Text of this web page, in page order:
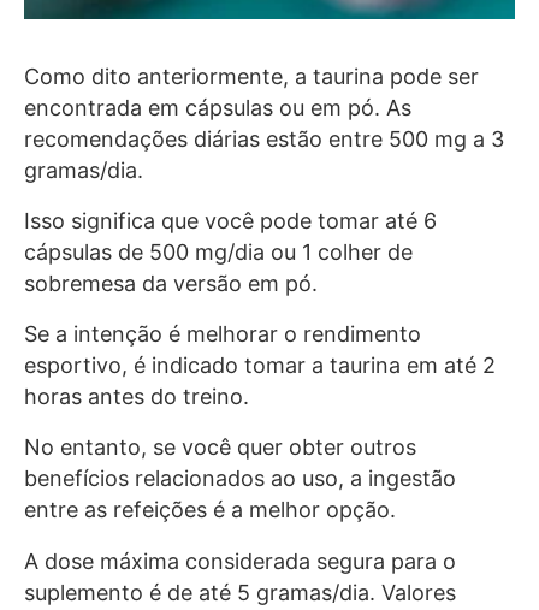
Como dito anteriormente, a taurina pode ser
encontrada em cápsulas ou em pó. As
recomendações diárias estão entre 500 mg a 3
gramas/dia.
Isso significa que você pode tomar até 6
cápsulas de 500 mg/dia ou 1 colher de
sobremesa da versão em pó.
Se a intenção é melhorar o rendimento
esportivo, é indicado tomar a taurina em até 2
horas antes do treino.
No entanto, se você quer obter outros
benefícios relacionados ao uso, a ingestão
entre as refeições é a melhor opção.
A dose máxima considerada segura para o
suplemento é de até 5 gramas/dia. Valores